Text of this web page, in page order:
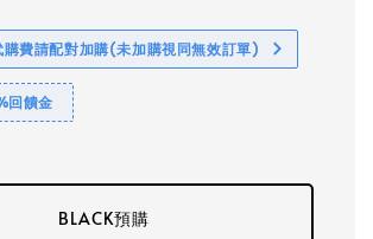
購費請配對加購(未加購視同無效訂單)
回饋金
BLACK預購